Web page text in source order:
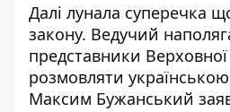
Далі лунала суперечка
закону. Ведучий
представники
розмовляти
Максим Бужанський